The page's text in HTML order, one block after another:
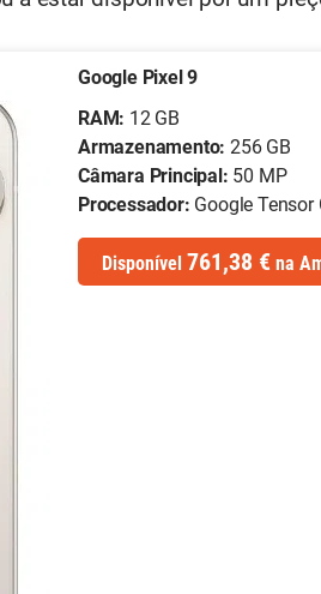
Google Pixel 9
RAM: 12 GB
Armazenamento: 256 GB
Câmara Principal: 50 MP
Processador: Google Tensor
Disponível 761,38 € na